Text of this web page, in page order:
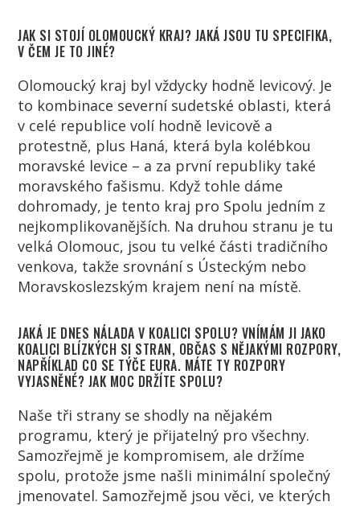
JAK SI STOJÍ OLOMOUCKÝ KRAJ? JAKÁ JSOU TU SPECIFIKA,
V ČEM JE TO JINÉ?
Olomoucký kraj byl vždycky hodně levicový. Je
to kombinace severní sudetské oblasti, která
v celé republice volí hodně levicově a
protestně, plus Haná, která byla kolébkou
moravské levice – a za první republiky také
moravského fašismu. Když tohle dáme
dohromady, je tento kraj pro Spolu jedním z
nejkomplikovanějších. Na druhou stranu je tu
velká Olomouc, jsou tu velké části tradičního
venkova, takže srovnání s Ústeckým nebo
Moravskoslezským krajem není na místě.
JAKÁ JE DNES NÁLADA V KOALICI SPOLU? VNÍMÁM JI JAKO
KOALICI BLÍZKÝCH SI STRAN, OBČAS S NĚJAKÝMI ROZPORY,
NAPŘÍKLAD CO SE TÝČE EURA. MÁTE TY ROZPORY
VYJASNĚNÉ? JAK MOC DRŽÍTE SPOLU?
Naše tři strany se shodly na nějakém
programu, který je přijatelný pro všechny.
Samozřejmě je kompromisem, ale držíme
spolu, protože jsme našli minimální společný
jmenovatel. Samozřejmě jsou věci, ve kterých